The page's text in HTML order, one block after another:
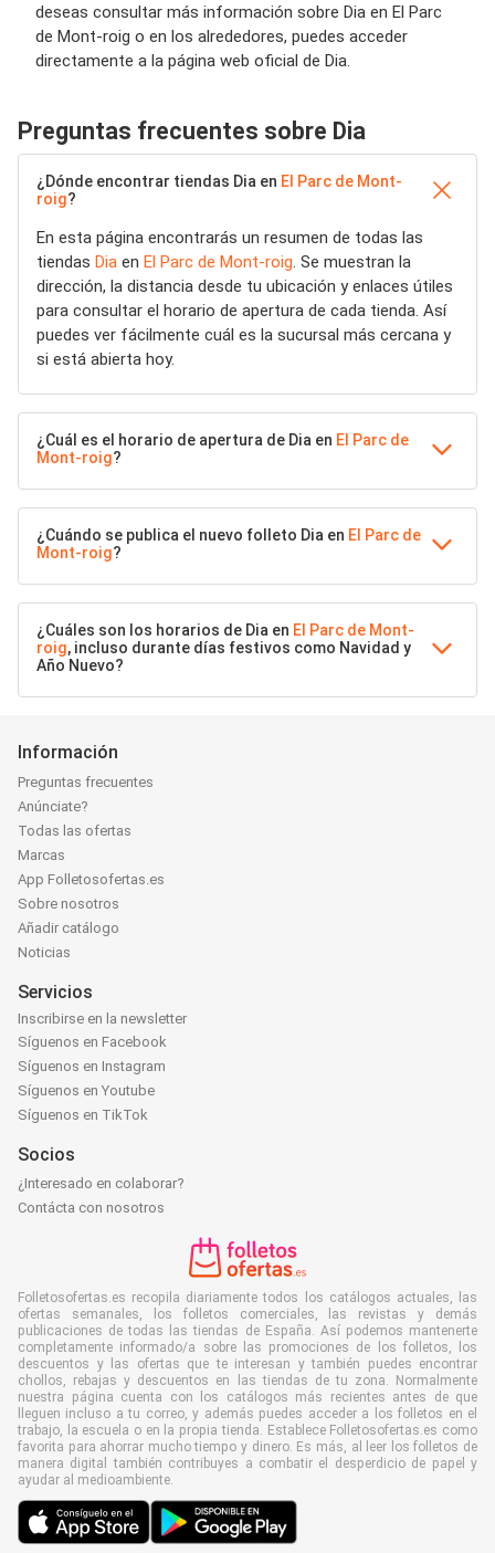
deseas consultar más información sobre Dia en El Parc
de Mont-roig o en los alrededores, puedes acceder
directamente a la página web oficial de Dia.
Preguntas frecuentes sobre Dia
¿Dónde encontrar tiendas Dia en El Parc de Mont-
roig?
En esta página encontrarás un resumen de todas las
tiendas Dia en El Parc de Mont-roig. Se muestran la
dirección, la distancia desde tu ubicación y enlaces útiles
para consultar el horario de apertura de cada tienda. Así
puedes ver fácilmente cuál es la sucursal más cercana y
si está abierta hoy.
¿Cuál es el horario de apertura de Dia en El Parc de
Mont-roig?
¿Cuándo se publica el nuevo folleto Dia en El Parc de
Mont-roig?
¿Cuáles son los horarios de Dia en El Parc de Mont-
roig, incluso durante días festivos como Navidad y
Año Nuevo?
Información
Preguntas frecuentes
Anúnciate?
Todas las ofertas
Marcas
App Folletosofertas.es
Sobre nosotros
Añadir catálogo
Noticias
Servicios
Inscribirse en la newsletter
Síguenos en Facebook
Síguenos en Instagram
Síguenos en Youtube
Síguenos en TikTok
Socios
¿Interesado en colaborar?
Contácta con nosotros
Folletosofertas.es recopila diariamente todos los catálogos actuales, las
ofertas semanales, los folletos comerciales, las revistas y demás
publicaciones de todas las tiendas de España. Así podemos mantenerte
completamente informado/a sobre las promociones de los folletos, los
descuentos y las ofertas que te interesan y también puedes encontrar
chollos, rebajas y descuentos en las tiendas de tu zona. Normalmente
nuestra página cuenta con los catálogos más recientes antes de que
lleguen incluso a tu correo, y además puedes acceder a los folletos en el
trabajo, la escuela o en la propia tienda. Establece Folletosofertas.es como
favorita para ahorrar mucho tiempo y dinero. Es más, al leer los folletos de
manera digital también contribuyes a combatir el desperdicio de papel y
ayudar al medioambiente.